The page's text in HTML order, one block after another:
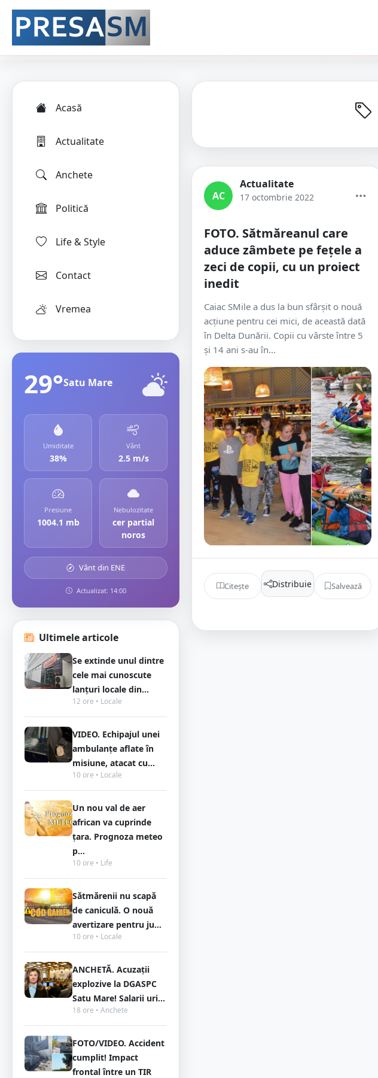
Acasă
Actualitate
Anchete
Politică
Life & Style
Contact
Vremea
29°Satu Mare
Umiditate
38%
Vânt
2.5 m/s
Presiune
1004.1 mb
Nebulozitate
cer partial
noros
Vânt din ENE
Actualizat: 14:00
Ultimele articole
Se extinde unul dintre
cele mai cunoscute
lanțuri locale din...
12 ore • Locale
VIDEO. Echipajul unei
ambulanțe aflate în
misiune, atacat cu...
10 ore • Locale
Un nou val de aer
african va cuprinde
țara. Prognoza meteo
p...
10 ore • Life
Sătmărenii nu scapă
de caniculă. O nouă
avertizare pentru ju...
10 ore • Locale
ANCHETĂ. Acuzații
explozive la DGASPC
Satu Mare! Salarii uri...
18 ore • Anchete
FOTO/VIDEO. Accident
cumplit! Impact
frontal între un TIR
AC
Actualitate
17 octombrie 2022
FOTO. Sătmăreanul care
aduce zâmbete pe fețele a
zeci de copii, cu un proiect
inedit
Caiac SMile a dus la bun sfârșit o nouă
acțiune pentru cei mici, de această dată
în Delta Dunării. Copii cu vârste între 5
și 14 ani s-au în...
Citește Distribuie Salvează